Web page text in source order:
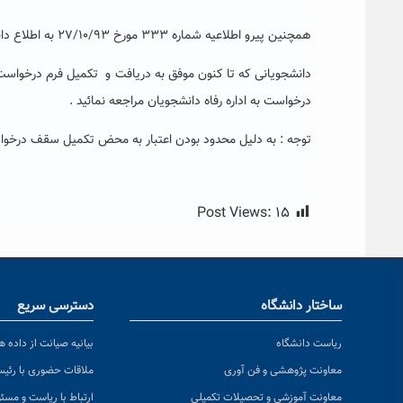
همچنین پیرو اطلاعیه شماره ۳۳۳ مورخ ۲۷/۱۰/۹۳ به اطلاع دانشجویان روزانه می رساند:
درخواست به اداره رفاه دانشجویان مراجعه نمائید .
توجه : به دلیل محدود بودن اعتبار به محض تکمیل سقف
Post Views: ۱۵
ساختار دانشگاه
ریاست دانشگاه
معاونت پژوهشی و فن آوری
معاونت آموزشی و تحصیلات تکمیلی
دسترسی سریع
بیانیه صیانت از داده
ملاقات حضوری با
ارتباط با ریاست و